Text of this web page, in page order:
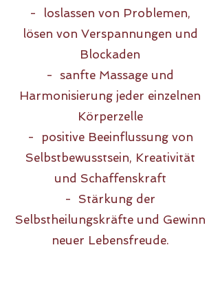
- loslassen von Problemen,
lösen von Verspannungen und
Blockaden
- sanfte Massage und
Harmonisierung jeder einzelnen
Körperzelle
- positive Beeinflussung von
Selbstbewusstsein, Kreativität
und Schaffenskraft
- Stärkung der
Selbstheilungskräfte und Gewinn
neuer Lebensfreude.